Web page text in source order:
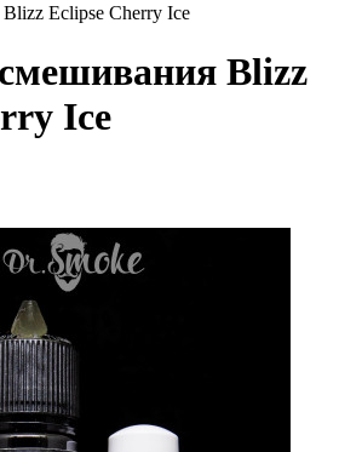
Eclipse Cherry Ice
Blizz
Ice